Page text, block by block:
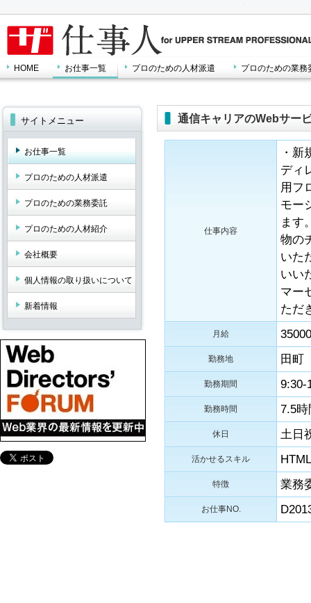
HOME お仕事一覧 プロのための人材派遣 プロのための業務
サイトメニュー
お仕事一覧
プロのための人材派遣
プロのための業務委託
プロのための人材紹介
会社概要
個人情報の取り扱いについて
新着情報
通信キャリアのWebサー
仕事内容
・
ディ
用フ
モー
ます
物の
いた
いい
マー
ただ
月給
勤務地 田町
勤務期間 9:30-
勤務時間 7.5時
休日 土日
活かせるスキル HTML
特徴 業務
お仕事NO.